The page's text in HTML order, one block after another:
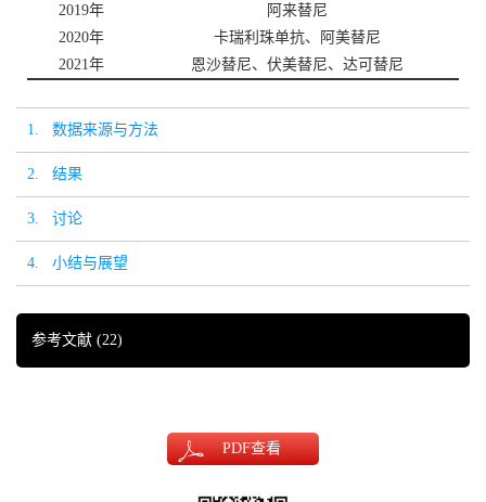
2019年
阿来替尼
2020年
卡瑞利珠单抗、阿美替尼
2021年
恩沙替尼、伏美替尼、达可替尼
1. 数据来源与方法
2. 结果
3. 讨论
4. 小结与展望
参考文献 (22)
PDF查看